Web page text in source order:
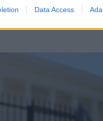
Data Access
este, ha